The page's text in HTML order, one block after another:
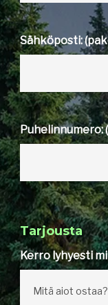
Sähköposti:
Puhelinnumero:
Tarjousta
Kerro lyhyesti